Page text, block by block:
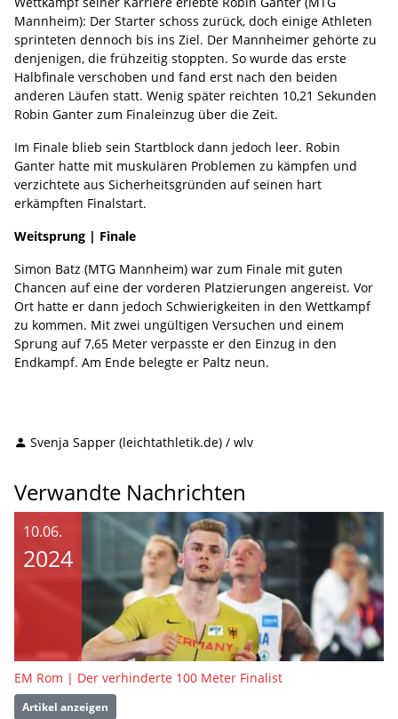
Mannheim): Der Starter schoss zurück, doch einige Athleten
sprinteten dennoch bis ins Ziel. Der Mannheimer gehörte zu
denjenigen, die frühzeitig stoppten. So wurde das erste
Halbfinale verschoben und fand erst nach den beiden
anderen Läufen statt. Wenig später reichten 10,21 Sekunden
Robin Ganter zum Finaleinzug über die Zeit.
Im Finale blieb sein Startblock dann jedoch leer. Robin
Ganter hatte mit muskulären Problemen zu kämpfen und
verzichtete aus Sicherheitsgründen auf seinen hart
erkämpften Finalstart.
Weitsprung | Finale
Simon Batz (MTG Mannheim) war zum Finale mit guten
Chancen auf eine der vorderen Platzierungen angereist. Vor
Ort hatte er dann jedoch Schwierigkeiten in den Wettkampf
zu kommen. Mit zwei ungültigen Versuchen und einem
Sprung auf 7,65 Meter verpasste er den Einzug in den
Endkampf. Am Ende belegte er Paltz neun.
Svenja Sapper (leichtathletik.de) / wlv
Verwandte Nachrichten
10.06.
2024
EM Rom | Der verhinderte 100 Meter Finalist
Artikel anzeigen